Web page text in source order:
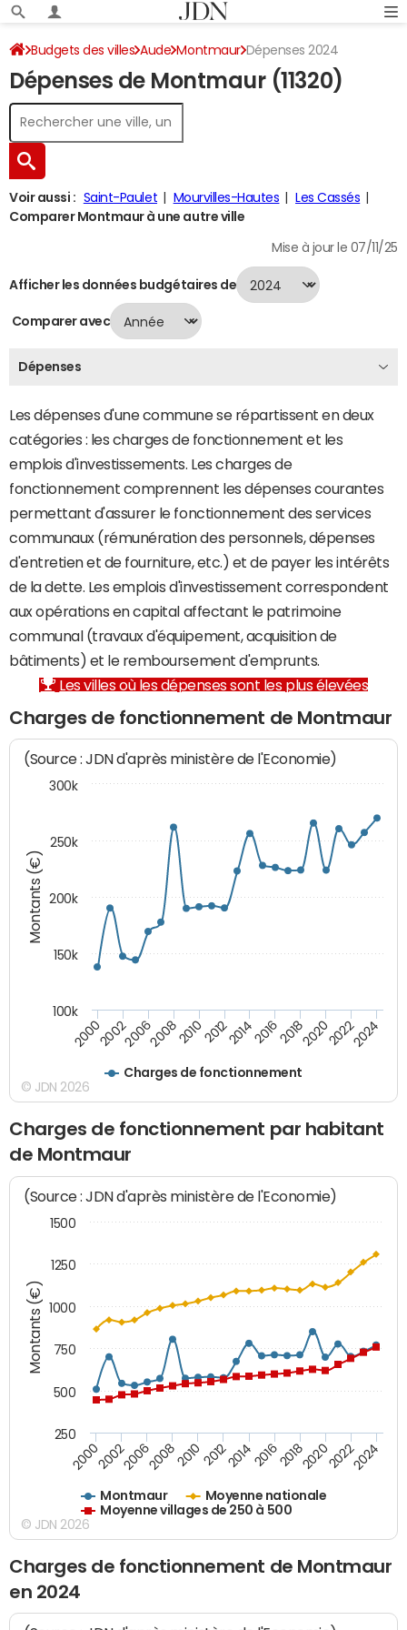
Budgets des villes Aude Montmaur Dépenses 2024
Dépenses de Montmaur (11320)
Voir aussi : Saint-Paulet Mourvilles-Hautes
Les Cassés
Comparer Montmaur à une autre ville
Mise à jour le 07/11/25
Afficher les données budgétaires de
Comparer avec
Dépenses
Les dépenses d'une commune se répartissent en deux
catégories : les charges de fonctionnement et les
emplois d'investissements. Les charges de
fonctionnement comprennent les dépenses courantes
permettant d'assurer le fonctionnement des services
communaux (rémunération des personnels, dépenses
d'entretien et de fourniture, etc.) et de payer les intérêts
de la dette. Les emplois d'investissement correspondent
aux opérations en capital affectant le patrimoine
communal (travaux d'équipement, acquisition de
bâtiments) et le remboursement d'emprunts.
Les villes où les dépenses sont les plus élevées
Charges de fonctionnement de Montmaur
Montants (€)
(Source : JDN d'après ministère de l'Economie)
Charges de fonctionnement
200020022006200820102012201420162018202020222024
100k
150k
200k
250k
300k
© JDN 2026
Charges de fonctionnement par habitant
de Montmaur
Montants (€)
(Source : JDN d'après ministère de l'Economie)
Montmaur
Moyenne nationale
Moyenne villages de 250 à 500
200020022006200820102012201420162018202020222024
250
500
750
1000
1250
1500
© JDN 2026
Charges de fonctionnement de Montmaur
en 2024